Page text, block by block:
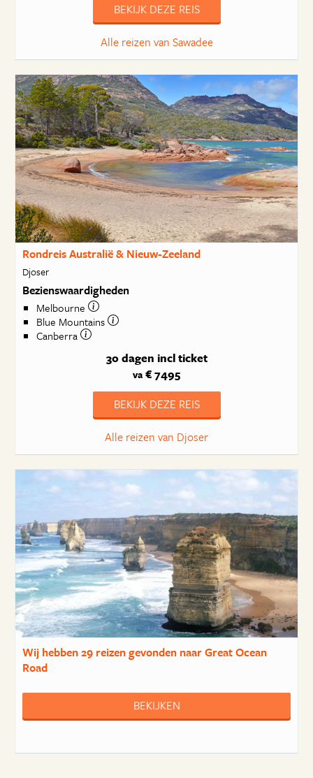
BEKIJK DEZE REIS
Alle reizen van Sawadee
Rondreis Australië & Nieuw-Zeeland
Djoser
Bezienswaardigheden
Melbourne
Blue Mountains
Canberra
30 dagen incl ticket
va € 7495
BEKIJK DEZE REIS
Alle reizen van Djoser
Wij hebben29 reizengevonden naar Great Ocean
Road
BEKIJKEN